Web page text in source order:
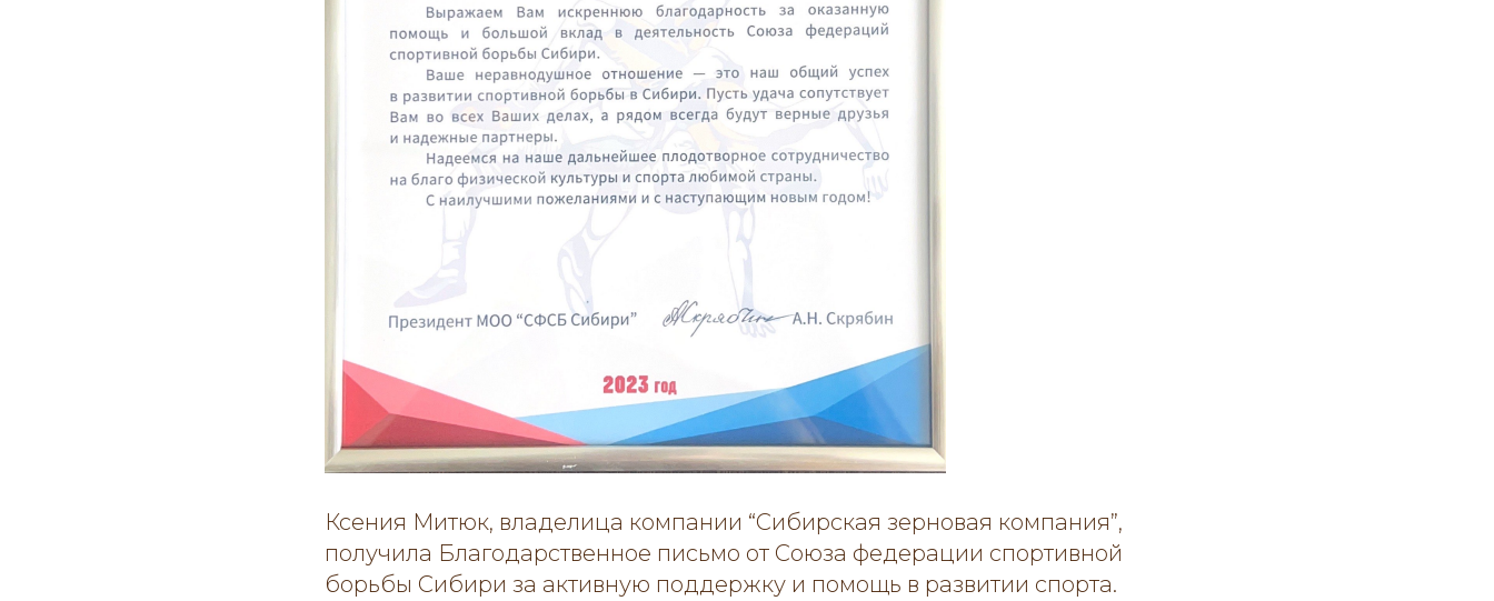
Ксения Митюк, владелица компании “Сибирская зерновая компания”,
получила Благодарственное письмо от Союза федерации спортивной
борьбы Сибири за активную поддержку и помощь в развитии спорта.